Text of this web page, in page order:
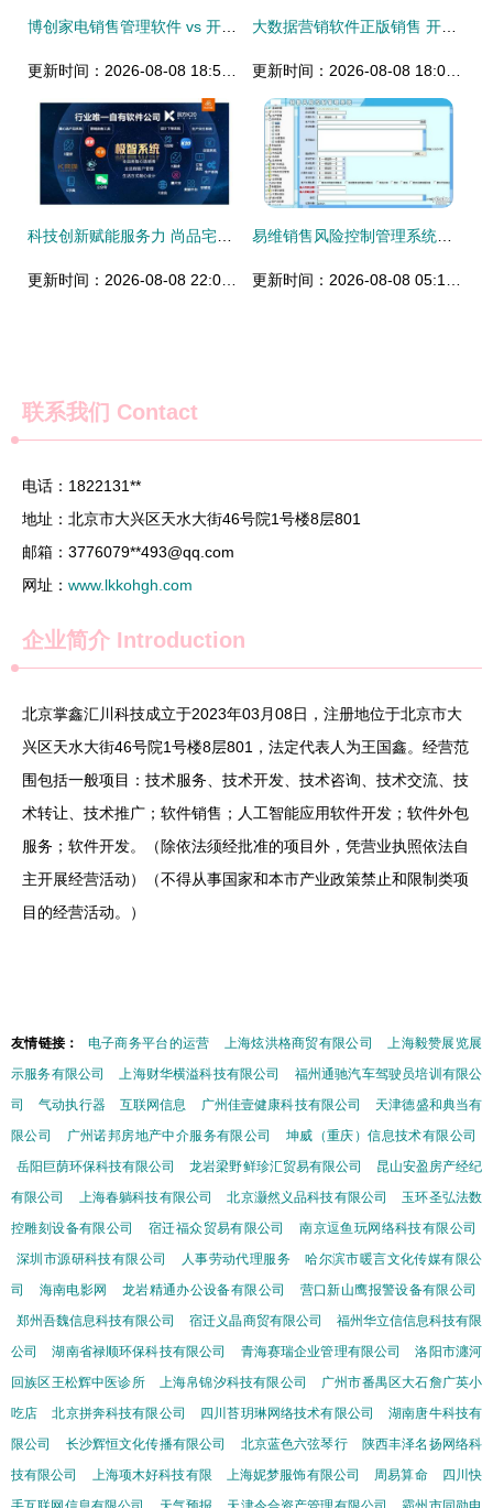
联系我们 Contact
电话：1822131**
地址：北京市大兴区天水大街46号院1号楼8层801
邮箱：3776079**493@qq.com
网址： www.lkkohgh.com
企业简介 Introduction
北京掌鑫汇川科技成立于2023年03月08日，注册地位于北京市大
兴区天水大街46号院1号楼8层801，法定代表人为王国鑫。经营范
围包括一般项目：技术服务、技术开发、技术咨询、技术交流、技
术转让、技术推广；软件销售；人工智能应用软件开发；软件外包
服务；软件开发。（除依法须经批准的项目外，凭营业执照依法自
主开展经营活动）（不得从事国家和本市产业政策禁止和限制类项
目的经营活动。）
友情链接： 电子商务平台的运营 上海炫洪格商贸有限公司
上海毅赞展览展
示服务有限公司
上海财华横溢科技有限公司
福州通驰汽车驾驶员培训有限公
司
气动执行器 互联网信息 广州佳壹健康科技有限公司
天津德盛和典当有
限公司
广州诺邦房地产中介服务有限公司
坤威（重庆）信息技术有限公司
岳阳巨荫环保科技有限公司
龙岩梁野鲜珍汇贸易有限公司
昆山安盈房产经纪
有限公司
上海春躺科技有限公司 北京灏然义品科技有限公司
玉环圣弘法数
控雕刻设备有限公司
宿迁福众贸易有限公司
南京逗鱼玩网络科技有限公司
深圳市源研科技有限公司
人事劳动代理服务
哈尔滨市暖言文化传媒有限公
司
海南电影网 龙岩精通办公设备有限公司
营口新山鹰报警设备有限公司
郑州吾魏信息科技有限公司
宿迁义晶商贸有限公司
福州华立信信息科技有限
公司
湖南省禄顺环保科技有限公司 青海赛瑞企业管理有限公司
洛阳市瀍河
回族区王松辉中医诊所
上海帛锦汐科技有限公司
广州市番禺区大石詹广英小
吃店
北京拼奔科技有限公司 四川苔玥琳网络技术有限公司
湖南唐牛科技有
限公司
长沙辉恒文化传播有限公司 北京蓝色六弦琴行
陕西丰泽名扬网络科
技有限公司
上海项木好科技有限 上海妮梦服饰有限公司 周易算命
四川快